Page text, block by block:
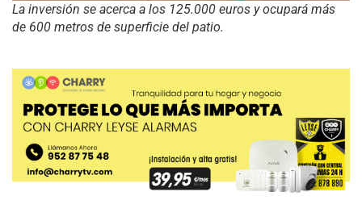
La inversión se acerca a los 125.000 euros y ocupará más
de 600 metros de superficie del patio.